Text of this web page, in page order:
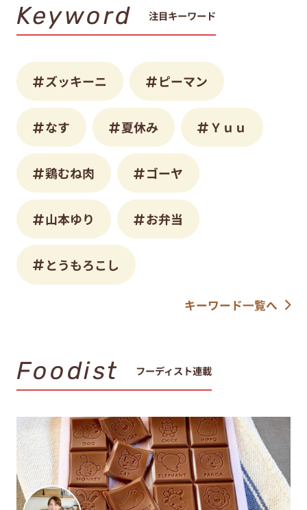
Keyword 注目キーワード
ズッキーニ ピーマン
なす 夏休み Ｙｕｕ
鶏むね肉 ゴーヤ
山本ゆり お弁当
とうもろこし
キーワード一覧へ
Foodist フーディスト連載